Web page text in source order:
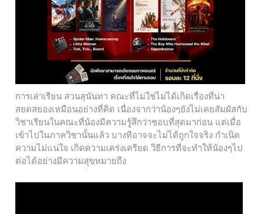
การเล่าเรียน สวนสุนันทา คณะที่ไม่ใช่ไม่ได้เกิดเรื่องที่น่า
สยดสยองเหมือนอย่างที่คิด เนื่องจากว่าน้องๆยังไม่เคยสัมผัสกับ
วิชาเรียนในคณะที่น้องมีความรู้สึกว่าชอบที่สุดมาก่อน แต่เมื่อ
เข้าไปในภาควิชานั้นแล้ว บางทีอาจจะไม่ได้ถูกใจจริง กำเนิด
ความไม่แน่ใจ เกิดความเคร่งเครียด วิธีการที่จะทำให้น้องๆไป
ต่อได้อย่างมีความสุขหมายถึง